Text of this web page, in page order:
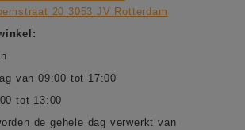
20 3053 JV Rotterdam
van 09:00 tot 17:00
tot 13:00
de gehele dag verwerkt van